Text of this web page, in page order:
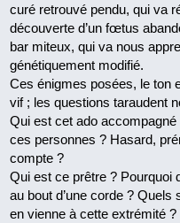
curé retrouvé pendu, qui va
découverte d’un fœtus
bar miteux, qui va nous
génétiquement modifié.
Ces énigmes posées, le ton
vif ; les questions taraudent
Qui est cet ado accompagné
ces personnes ? Hasard,
compte ?
Qui est ce prêtre ? Pourquoi
au bout d’une corde ? Quels
en vienne à cette extrémité ?